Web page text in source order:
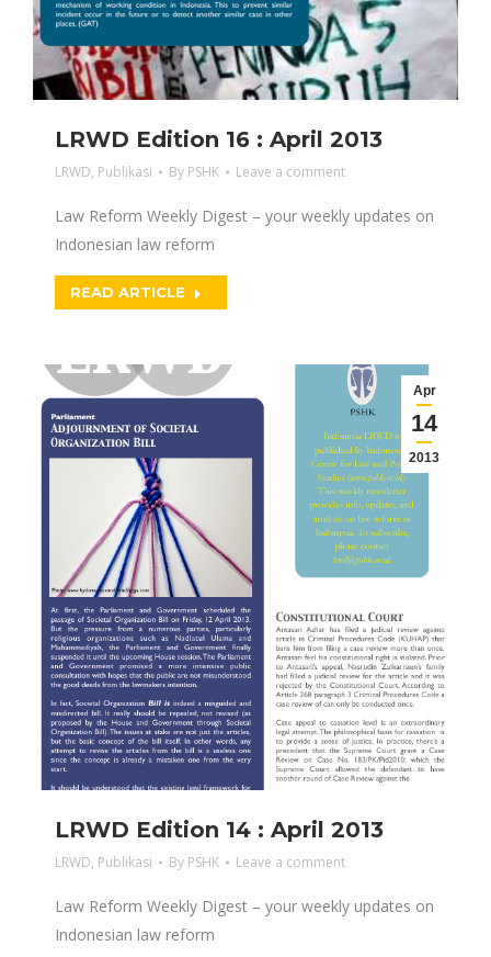
LRWD Edition 16 : April 2013
LRWD, Publikasi By PSHK Leave a comment
Law Reform Weekly Digest – your weekly updates on
Indonesian law reform
READ ARTICLE
Apr
14
2013
LRWD Edition 14 : April 2013
LRWD, Publikasi By PSHK Leave a comment
Law Reform Weekly Digest – your weekly updates on
Indonesian law reform